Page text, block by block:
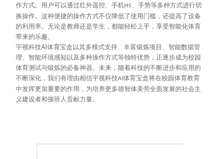
作方式。用户可以通过红外遥控、手机H5、手势等多种方式进行切
换操作。这种便捷的操作方式不仅降低了使用门槛，还提高了设备
的利用率。无论是教师还是学生，都能轻松上手，享受智能化体育
带来的乐趣。
宇视科技AI体育宝盒以其多模式支持、丰富锻炼项目、智能数据管
理、智能环境感知以及多种操作方式等独特优势，正逐步成为校园
体育测试与锻炼的必备神器。未来，随着科技的不断进步和应用的
不断深化，我们有理由相信宇视科技AI体育宝盒将在校园体育教育
中发挥更加重要的作用，为培养更多德智体美劳全面发展的社会主
义建设者和接班人贡献力量。